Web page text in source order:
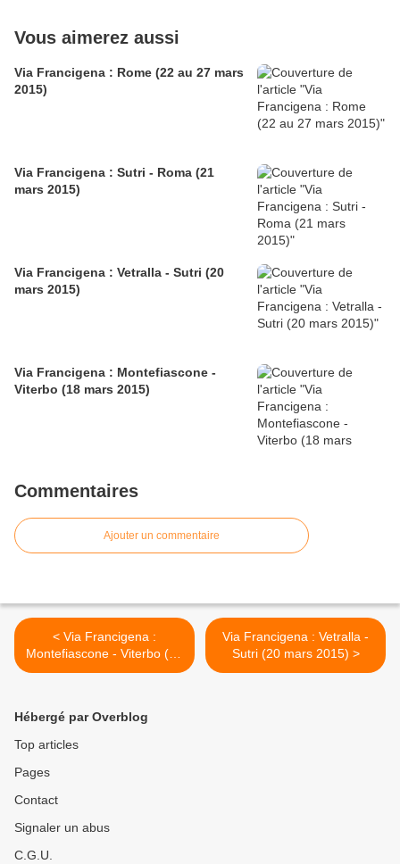
Vous aimerez aussi
Via Francigena : Rome (22 au 27 mars
2015)
Via Francigena : Sutri - Roma (21
mars 2015)
Via Francigena : Vetralla - Sutri (20
mars 2015)
Via Francigena : Montefiascone -
Viterbo (18 mars 2015)
Commentaires
Ajouter un commentaire
< Via Francigena :
Montefiascone - Viterbo (18
mars 2015)
Via Francigena : Vetralla -
Sutri (20 mars 2015) >
Hébergé par Overblog
Top articles
Pages
Contact
Signaler un abus
C.G.U.